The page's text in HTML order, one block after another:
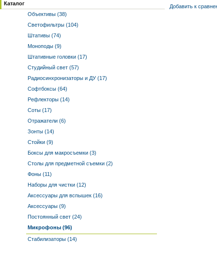
Каталог
Объективы (38)
Светофильтры (104)
Штативы (74)
Моноподы (9)
Штативные головки (17)
Студийный свет (57)
Радиосинхронизаторы и ДУ (17)
Софтбоксы (64)
Рефлекторы (14)
Соты (17)
Отражатели (6)
Зонты (14)
Стойки (9)
Боксы для макросъемки (3)
Столы для предметной съемки (2)
Фоны (11)
Наборы для чистки (12)
Аксессуары для вспышек (16)
Аксессуары (9)
Постоянный свет (24)
Микрофоны (96)
Стабилизаторы (14)
Добавить к